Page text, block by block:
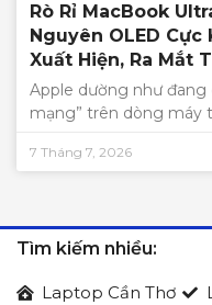
Rò Rỉ MacBook
Nguyên OLED
Xuất Hiện, Ra Mắt
Apple dường như đang
mạng” trên dòng máy
7 Tháng 7, 2026
Tìm kiếm nhiều:
Laptop Cần Thơ